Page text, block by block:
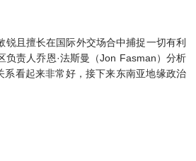
且擅长在国际外交场合中捕捉一切有利
责人乔恩·法斯曼（Jon Fasman）分析
系看起来非常好，接下来东南亚地缘政治